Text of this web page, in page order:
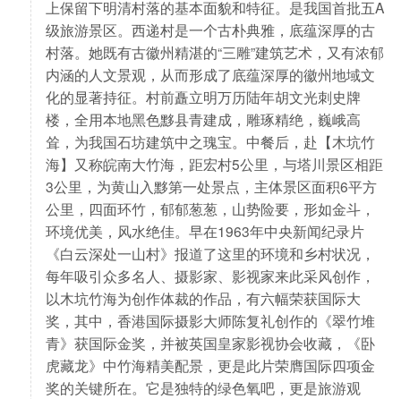
上保留下明清村落的基本面貌和特征。是我国首批五A
级旅游景区。西递村是一个古朴典雅，底蕴深厚的古
村落。她既有古徽州精湛的“三雕”建筑艺术，又有浓郁
内涵的人文景观，从而形成了底蕴深厚的徽州地域文
化的显著持征。村前矗立明万历陆年胡文光刺史牌
楼，全用本地黑色黟县青建成，雕琢精绝，巍峨高
耸，为我国石坊建筑中之瑰宝。中餐后，赴【木坑竹
海】又称皖南大竹海，距宏村5公里，与塔川景区相距
3公里，为黄山入黟第一处景点，主体景区面积6平方
公里，四面环竹，郁郁葱葱，山势险要，形如金斗，
环境优美，风水绝佳。早在1963年中央新闻纪录片
《白云深处一山村》报道了这里的环境和乡村状况，
每年吸引众多名人、摄影家、影视家来此采风创作，
以木坑竹海为创作体裁的作品，有六幅荣获国际大
奖，其中，香港国际摄影大师陈复礼创作的《翠竹堆
青》获国际金奖，并被英国皇家影视协会收藏，《卧
虎藏龙》中竹海精美配景，更是此片荣膺国际四项金
奖的关键所在。它是独特的绿色氧吧，更是旅游观